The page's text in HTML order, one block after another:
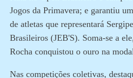
Jogos da Primavera; e garantiu
de atletas que representará
Brasileiros (JEB'S). Soma-se a
Rocha conquistou o ouro na
Nas competições coletivas,